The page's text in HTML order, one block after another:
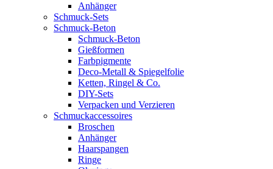
Anhänger
Schmuck-Sets
Schmuck-Beton
Schmuck-Beton
Gießformen
Farbpigmente
Deco-Metall & Spiegelfolie
Ketten, Ringel & Co.
DIY-Sets
Verpacken und Verzieren
Schmuckaccessoires
Broschen
Anhänger
Haarspangen
Ringe